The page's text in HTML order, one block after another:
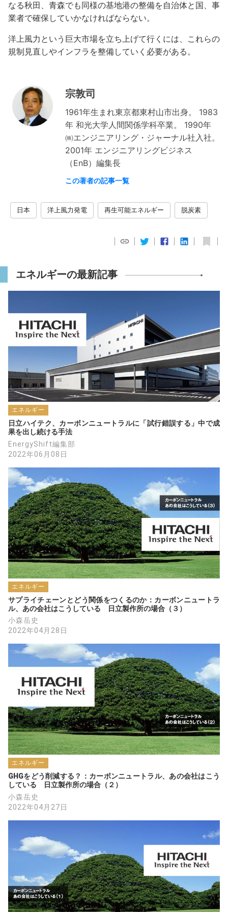
なる秋田、青森でも同様の基地港の整備を自治体と国、事
業者で確保していかなければならない。
洋上風力という巨大市場を立ち上げて行くには、これらの
規制見直しやインフラを整備していく必要がある。
宗敦司
1961年生まれ東京都東村山市出身。 1983
年 和光大学人間関係学科卒業。 1990年
㈱エンジニアリング・ジャーナル社入社。
2001年 エンジニアリングビジネス
（EnB）編集長
この著者の記事一覧
日本 洋上風力発電 再生可能エネルギー 脱炭素
エネルギーの最新記事
エネルギー
日立ハイテク、カーボンニュートラルに「試行錯誤する」中で成
果を出し続ける手法
EnergyShift編集部
2022年06月08日
エネルギー
サプライチェーンとどう関係をつくるのか：カーボンニュートラ
ル、あの会社はこうしている　日立製作所の場合（３）
小森岳史
2022年04月28日
エネルギー
GHGをどう削減する？：カーボンニュートラル、あの会社はこう
している　日立製作所の場合（２）
小森岳史
2022年04月27日